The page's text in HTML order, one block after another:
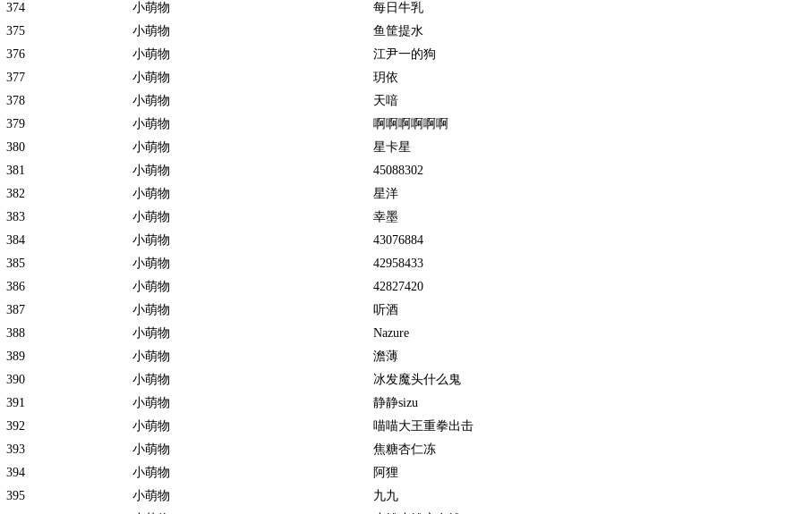
374
小萌物 每日牛乳
375
小萌物 鱼筐提水
376
小萌物 江尹一的狗
377
小萌物 玥依
378
小萌物 天喑
379
小萌物 啊啊啊啊啊啊
380
小萌物 星卡星
381
小萌物 45088302
382
小萌物 星洋
383
小萌物 幸墨
384
小萌物 43076884
385
小萌物 42958433
386
小萌物 42827420
387
小萌物 听酒
388
小萌物 Nazure
389
小萌物 澹薄
390
小萌物 冰发魔头什么鬼
391
小萌物 静静sizu
392
小萌物 喵喵大王重拳出击
393
小萌物 焦糖杏仁冻
394
小萌物 阿狸
395
小萌物 九九